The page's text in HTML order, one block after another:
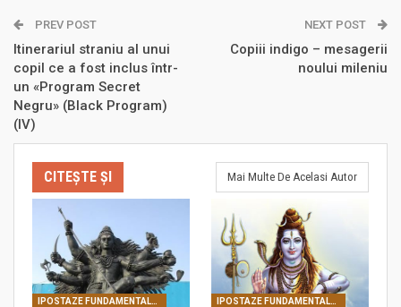
PREV POST
Itinerariul straniu al unui
copil ce a fost inclus într-
un «Program Secret
Negru» (Black Program)
(IV)
NEXT POST
Copiii indigo – mesagerii
noului mileniu
CITEȘTE ȘI Mai Multe De Acelasi Autor
IPOSTAZE FUNDAMENTALE ALE LUI SHIVA IPOSTAZE FUNDAMENTALE ALE LUI SHIVA